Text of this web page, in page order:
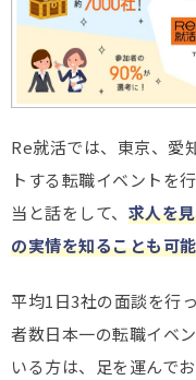
Re就活では、東京、愛
トする転職イベントを
当と話をして、 求人を
の実情を知ることも可能
平均1日3社の面談を行
者数日本一の転職イベ
いる方は、足を運んで